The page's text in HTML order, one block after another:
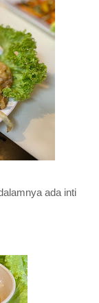
ada inti